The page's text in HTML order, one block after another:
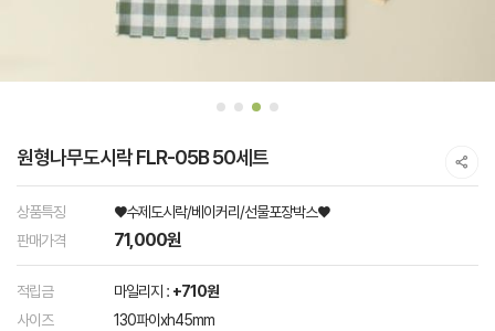
원형나무도시락 FLR-05B 50세트
상품특징
♥수제도시락/베이커리/선물포장박스♥
판매가격
71,000원
적립금 마일리지 : +710원
사이즈
130파이xh45mm